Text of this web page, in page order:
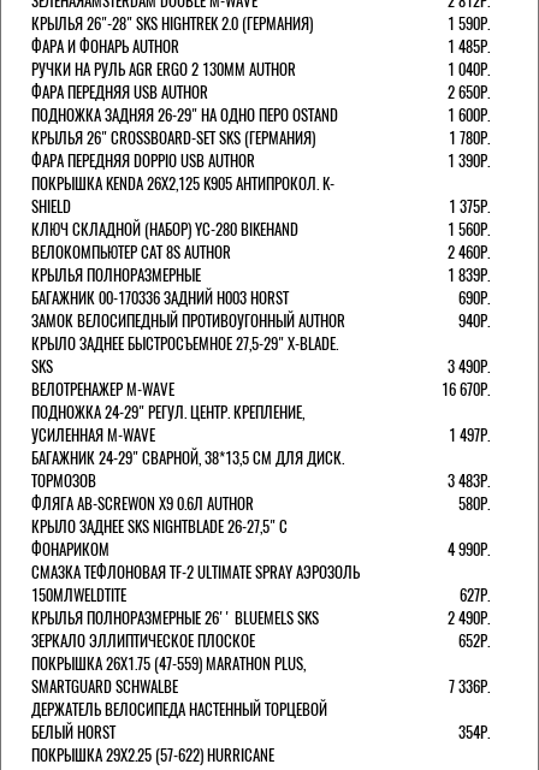
КРЫЛЬЯ 26"-28" SKS HIGHTREK 2.0 (ГЕРМАНИЯ)
1 590Р.
ФАРА И ФОНАРЬ AUTHOR
1 485Р.
РУЧКИ НА РУЛЬ AGR ERGO 2 130ММ AUTHOR
1 040Р.
ФАРА ПЕРЕДНЯЯ USB AUTHOR
2 650Р.
ПОДНОЖКА ЗАДНЯЯ 26-29" НА ОДНО ПЕРО OSTAND
1 600Р.
КРЫЛЬЯ 26" CROSSBOARD-SET SKS (ГЕРМАНИЯ)
1 780Р.
ФАРА ПЕРЕДНЯЯ DOPPIO USB AUTHOR
1 390Р.
ПОКРЫШКА KENDA 26Х2,125 K905 АНТИПРОКОЛ. K-
SHIELD
1 375Р.
КЛЮЧ СКЛАДНОЙ (НАБОР) YC-280 BIKEHAND
1 560Р.
ВЕЛОКОМПЬЮТЕР CAT 8S AUTHOR
2 460Р.
КРЫЛЬЯ ПОЛНОРАЗМЕРНЫЕ
1 839Р.
БАГАЖНИК 00-170336 ЗАДНИЙ H003 HORST
690Р.
ЗАМОК ВЕЛОСИПЕДНЫЙ ПРОТИВОУГОННЫЙ AUTHOR
940Р.
КРЫЛО ЗАДНЕЕ БЫСТРОСЪЕМНОЕ 27,5-29" X-BLADE.
SKS
3 490Р.
ВЕЛОТРЕНАЖЕР M-WAVE
16 670Р.
ПОДНОЖКА 24-29" РЕГУЛ. ЦЕНТР. КРЕПЛЕНИЕ,
УСИЛЕННАЯ M-WAVE
1 497Р.
БАГАЖНИК 24-29" СВАРНОЙ, 38*13,5 СМ ДЛЯ ДИСК.
ТОРМОЗОВ
3 483Р.
ФЛЯГА AB-SCREWON X9 0.6Л AUTHOR
580Р.
КРЫЛО ЗАДНЕЕ SKS NIGHTBLADE 26-27,5" С
ФОНАРИКОМ
4 990Р.
СМАЗКА ТЕФЛОНОВАЯ TF-2 ULTIMATE SPRAY АЭРОЗОЛЬ
150МЛWELDTITE
627Р.
КРЫЛЬЯ ПОЛНОРАЗМЕРНЫЕ 26'' BLUEMELS SKS
2 490Р.
ЗЕРКАЛО ЭЛЛИПТИЧЕСКОЕ ПЛОСКОЕ
652Р.
ПОКРЫШКА 26X1.75 (47-559) MARATHON PLUS,
SMARTGUARD SCHWALBE
7 336Р.
ДЕРЖАТЕЛЬ ВЕЛОCИПЕДА НАСТЕННЫЙ ТОРЦЕВОЙ
БЕЛЫЙ HORST
354Р.
ПОКРЫШКА 29X2.25 (57-622) HURRICANE